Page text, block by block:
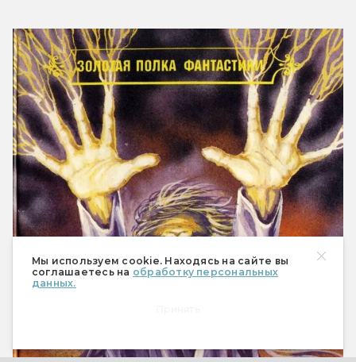
Мы используем cookie. Находясь на сайте вы
соглашаетесь на обработку персональных
данных.